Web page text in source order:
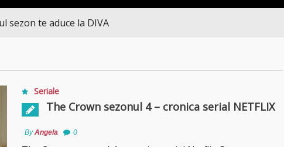
te aduce la DIVA
Seriale
The Crown sezonul 4 – cronica serial NETFLIX
ByAngela 0